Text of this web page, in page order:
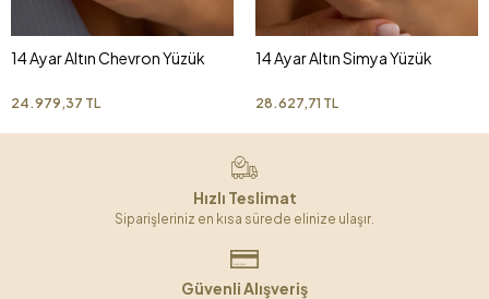
14 Ayar Altın Chevron Yüzük
24.979,37 TL
14 Ayar Altın Simya Yüzük
28.627,71 TL
Hızlı Teslimat
Siparişleriniz en kısa sürede elinize ulaşır.
Güvenli Alışveriş